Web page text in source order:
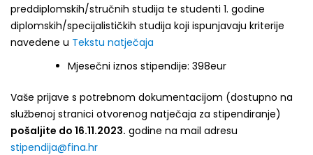
preddiplomskih/stručnih studija te studenti 1. godine
diplomskih/specijalističkih studija koji ispunjavaju kriterije
navedene u Tekstu natječaja
Mjesečni iznos stipendije: 398eur
Vaše prijave s potrebnom dokumentacijom (dostupno na
službenoj stranici otvorenog natječaja za stipendiranje)
pošaljite do 16.11.2023. godine na mail adresu
stipendija@fina.hr